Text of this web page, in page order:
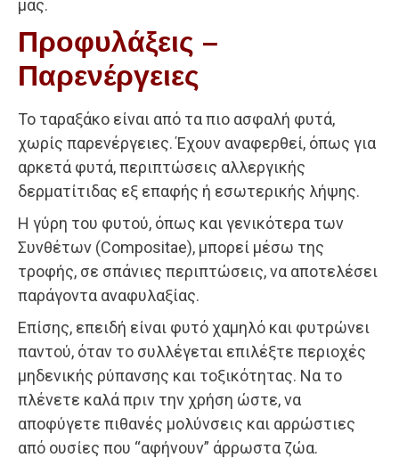
μας.
Προφυλάξεις –
Παρενέργειες
Το ταραξάκο είναι από τα πιο ασφαλή φυτά,
χωρίς παρενέργειες. Έχουν αναφερθεί, όπως για
αρκετά φυτά, περιπτώσεις αλλεργικής
δερματίτιδας εξ επαφής ή εσωτερικής λήψης.
Η γύρη του φυτού, όπως και γενικότερα των
Συνθέτων (Compositae), μπορεί μέσω της
τροφής, σε σπάνιες περιπτώσεις, να αποτελέσει
παράγοντα αναφυλαξίας.
Επίσης, επειδή είναι φυτό χαμηλό και φυτρώνει
παντού, όταν το συλλέγεται επιλέξτε περιοχές
μηδενικής ρύπανσης και τοξικότητας. Να το
πλένετε καλά πριν την χρήση ώστε, να
αποφύγετε πιθανές μολύνσεις και αρρώστιες
από ουσίες που “αφήνουν” άρρωστα ζώα.